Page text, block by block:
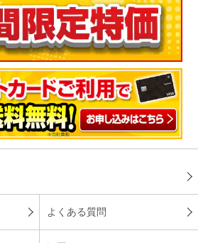
よくある質問